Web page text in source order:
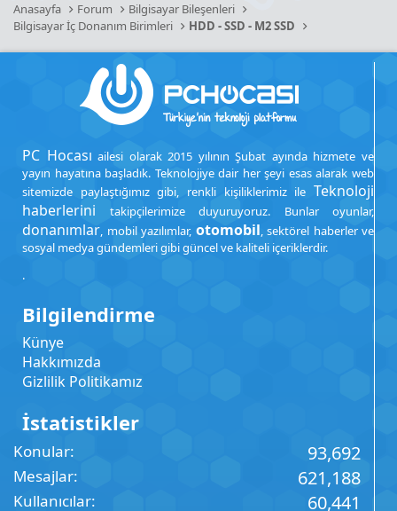
Anasayfa Forum
Bilgisayar Bileşenleri
Bilgisayar İç Donanım Birimleri
HDD - SSD - M2 SSD
PC Hocası ailesi olarak 2015 yılının Şubat ayında hizmete ve
yayın hayatına başladık. Teknolojiye dair her şeyi esas alarak web
sitemizde paylaştığımız gibi, renkli kişiliklerimiz ile Teknoloji
haberlerini takipçilerimize duyuruyoruz. Bunlar oyunlar,
donanımlar, mobil yazılımlar, otomobil, sektörel haberler ve
sosyal medya gündemleri gibi güncel ve kaliteli içeriklerdir.
.
Bilgilendirme
Künye
Hakkımızda
Gizlilik Politikamız
İstatistikler
Konular 93,692
Mesajlar 621,188
Kullanıcılar 60,441